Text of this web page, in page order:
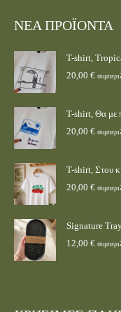
ΝΕΑ ΠΡΟΪΟΝΤΑ
T-shirt,
20,00 €
T-shirt, Θα με
20,00 €
T-shirt, Στου
20,00 €
Signature
12,00 €